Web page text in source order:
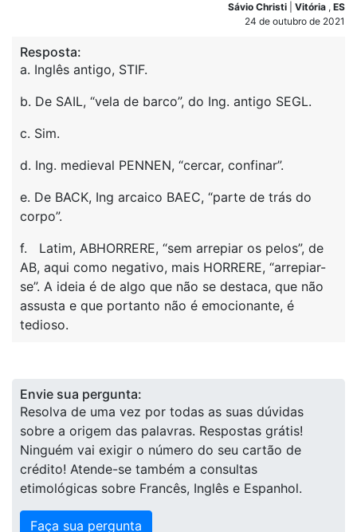
Sávio Christi Vitória , ES
24 de outubro de 2021
Resposta:
a. Inglês antigo, STIF.
b. De SAIL, “vela de barco”, do Ing. antigo SEGL.
c. Sim.
d. Ing. medieval PENNEN, “cercar, confinar”.
e. De BACK, Ing arcaico BAEC, “parte de trás do
corpo”.
f. Latim, ABHORRERE, “sem arrepiar os pelos”, de
AB, aqui como negativo, mais HORRERE, “arrepiar-
se”. A ideia é de algo que não se destaca, que não
assusta e que portanto não é emocionante, é
tedioso.
Envie sua pergunta:
Resolva de uma vez por todas as suas dúvidas
sobre a origem das palavras. Respostas grátis!
Ninguém vai exigir o número do seu cartão de
crédito! Atende-se também a consultas
etimológicas sobre Francês, Inglês e Espanhol.
Faça sua pergunta